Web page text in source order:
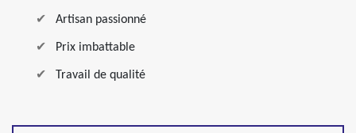
Artisan passionné
Prix imbattable
Travail de qualité